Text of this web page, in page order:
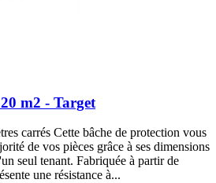
m2 - Target
carrés Cette bâche de protection vous
de vos pièces grâce à ses dimensions
seul tenant. Fabriquée à partir de
une résistance à...